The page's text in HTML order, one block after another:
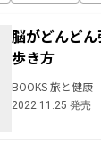
脳がどんど
歩き方
BOOKS 旅と健康
2022.11.25 発売